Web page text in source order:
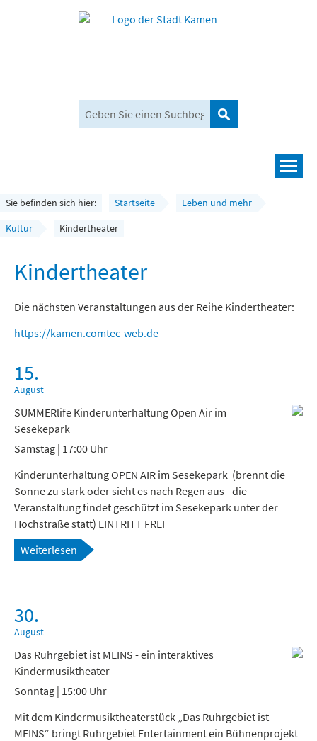
Suchen
Leben und mehr
Rathaus und Bürgerservice
Sie befinden sich hier: Startseite
Leben und mehr
Kultur
Kindertheater
Kindertheater
Die nächsten Veranstaltungen aus der Reihe Kindertheater:
https://kamen.comtec-web.de
15.
August
SUMMERlife Kinderunterhaltung Open Air im
Sesekepark
Samstag | 17:00 Uhr
Kinderunterhaltung OPEN AIR im Sesekepark (brennt die
Sonne zu stark oder sieht es nach Regen aus - die
Veranstaltung findet geschützt im Sesekepark unter der
Hochstraße statt) EINTRITT FREI
Weiterlesen
30.
August
Das Ruhrgebiet ist MEINS - ein interaktives
Kindermusiktheater
Sonntag | 15:00 Uhr
Mit dem Kindermusiktheaterstück „Das Ruhrgebiet ist
MEINS“ bringt Ruhrgebiet Entertainment ein Bühnenprojekt